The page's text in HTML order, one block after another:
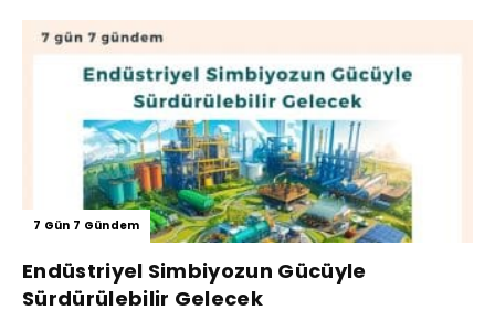
7 Gün 7 Gündem
Endüstriyel Simbiyozun Gücüyle
Sürdürülebilir Gelecek